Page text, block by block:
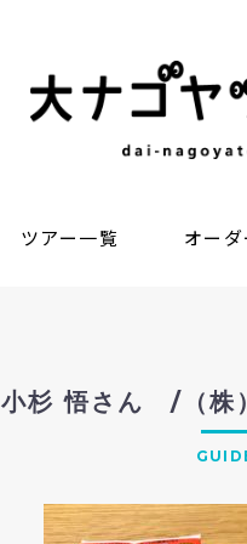
ツアー一覧 オー
小杉 悟さん /（株